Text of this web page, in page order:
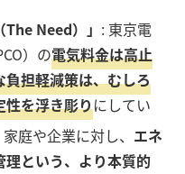
Need）」 : 東京電
）の電気料金は高止
担軽減策は、むしろ
性を浮き彫りにしてい
庭や企業に対し、 エネ
という、より本質的